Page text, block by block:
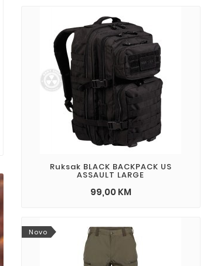
Ruksak BLACK BACKPACK US
ASSAULT LARGE
99,00 KM
Novo